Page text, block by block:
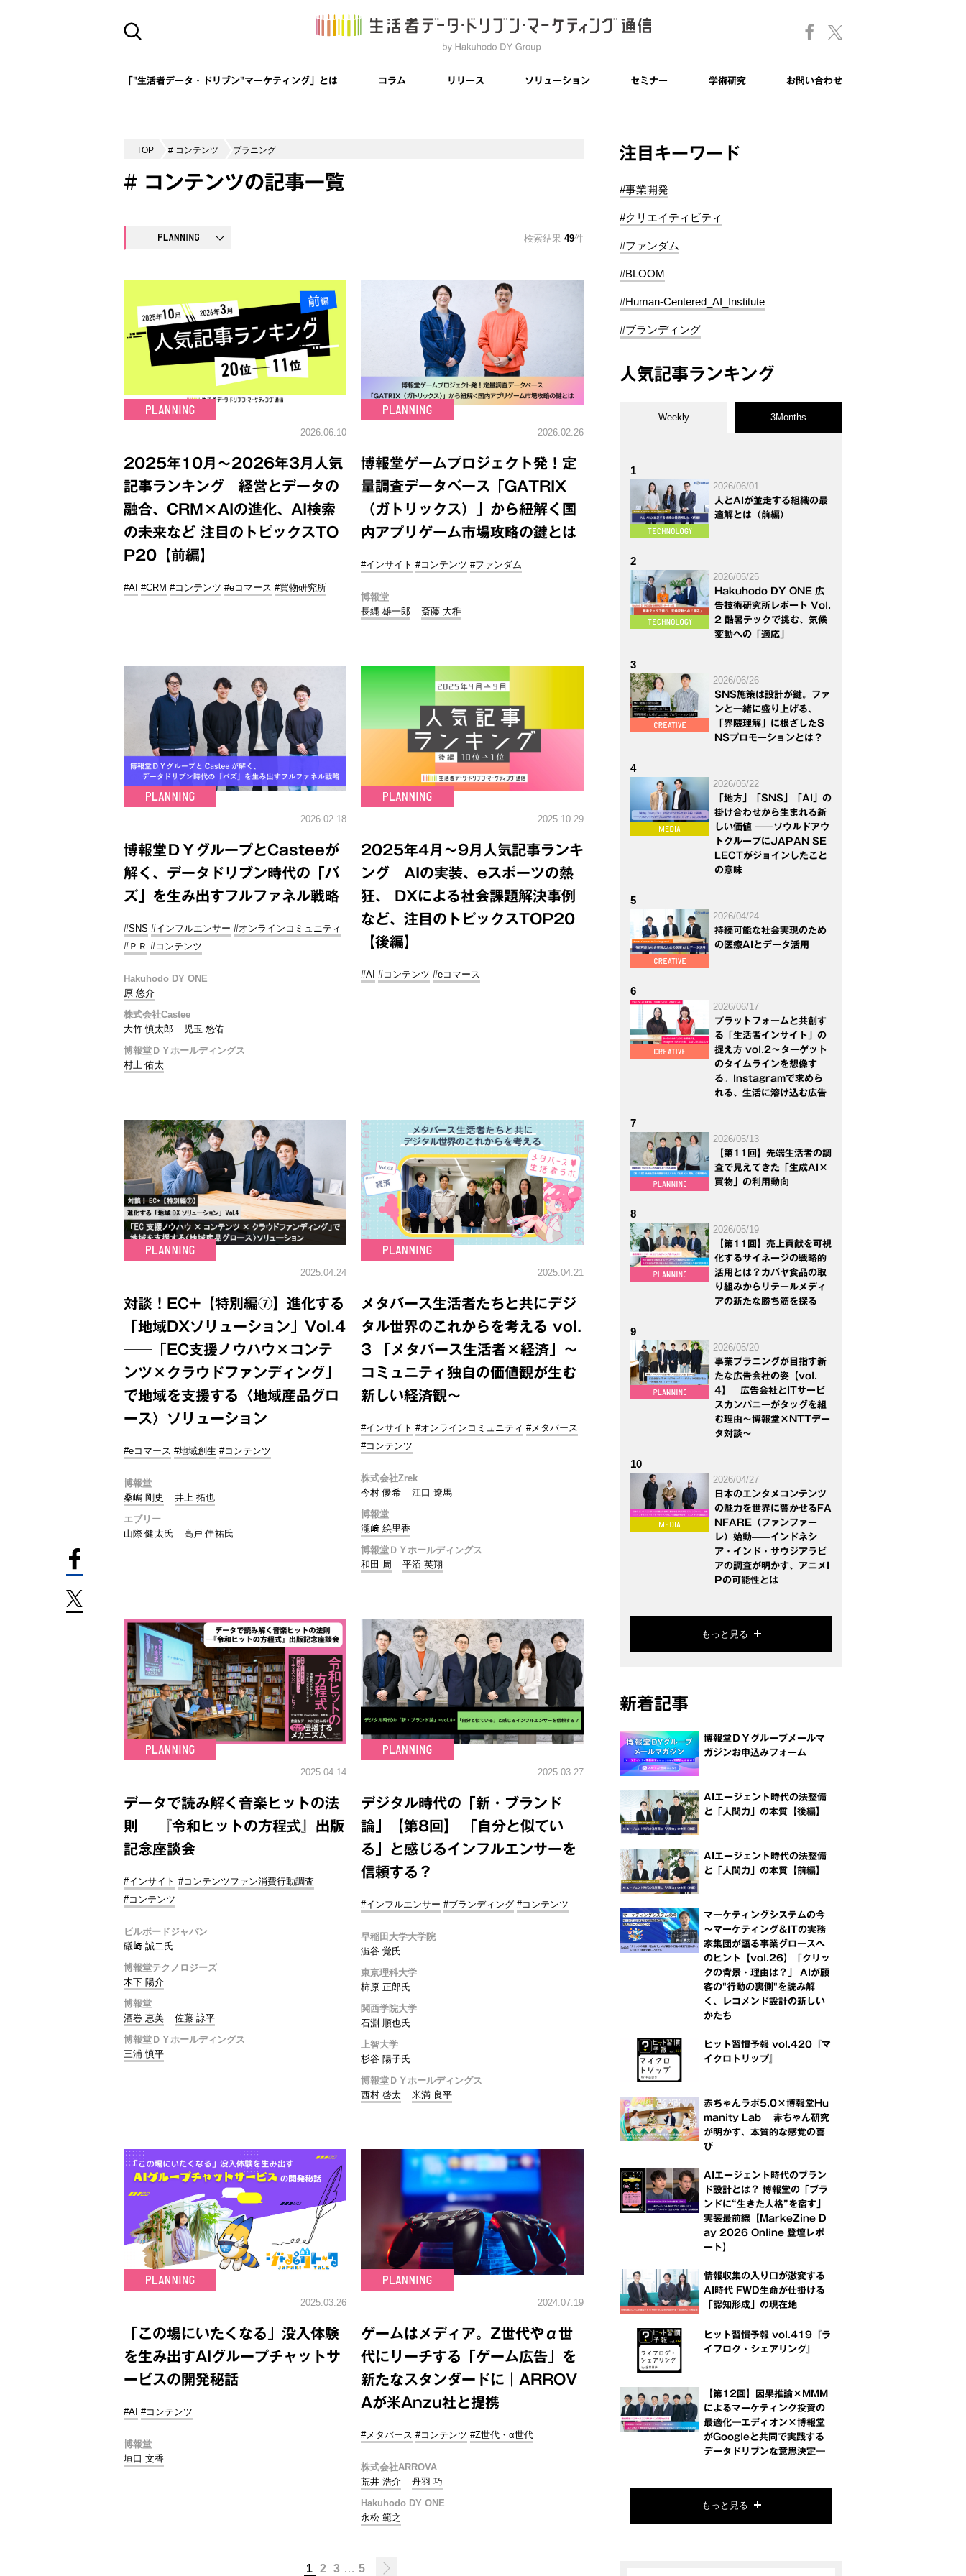
「"生活者データ・ドリブン"マーケティング」とは コラム リリース ソリューション セミナー 学術研究 お問い合わせ
TOP # コンテンツ プラニング
# コンテンツの記事一覧
検索結果 49件
2026.06.10
2025年10月～2026年3月人気
記事ランキング 経営とデータの
融合、CRM×AIの進化、AI検索
の未来など 注目のトピックスTO
P20【前編】
#AI #CRM #コンテンツ #eコマース #買物研究所
2026.02.26
博報堂ゲームプロジェクト発！定
量調査データベース「GATRIX
（ガトリックス）」から紐解く国
内アプリゲーム市場攻略の鍵とは
#インサイト #コンテンツ #ファンダム
博報堂
長縄 雄一郎
斎藤 大稚
2026.02.18
博報堂ＤＹグループとCasteeが
解く、データドリブン時代の「バ
ズ」を生み出すフルファネル戦略
#SNS #インフルエンサー #オンラインコミュニティ
#ＰＲ #コンテンツ
Hakuhodo DY ONE
原 悠介
株式会社Castee
大竹 慎太郎
児玉 悠佑
博報堂ＤＹホールディングス
村上 佑太
2025.10.29
2025年4月～9月人気記事ランキ
ング AIの実装、eスポーツの熱
狂、 DXによる社会課題解決事例
など、注目のトピックスTOP20
【後編】
#AI #コンテンツ #eコマース
2025.04.24
対談！EC+【特別編⑦】進化する
「地域DXソリューション」Vol.4
──「EC支援ノウハウ×コンテ
ンツ×クラウドファンディング」
で地域を支援する〈地域産品グロ
ース〉ソリューション
#eコマース #地域創生 #コンテンツ
博報堂
桑嶋 剛史
井上 拓也
エブリー
山際 健太氏
高戸 佳祐氏
2025.04.21
メタバース生活者たちと共にデジ
タル世界のこれからを考える vol.
3 「メタバース生活者×経済」～
コミュニティ独自の価値観が生む
新しい経済観～
#インサイト #オンラインコミュニティ #メタバース
#コンテンツ
株式会社Zrek
今村 優希
江口 遼馬
博報堂
瀧﨑 絵里香
博報堂ＤＹホールディングス
和田 周
平沼 英翔
2025.04.14
データで読み解く音楽ヒットの法
則 ─『令和ヒットの方程式』出版
記念座談会
#インサイト #コンテンツファン消費行動調査
#コンテンツ
ビルボードジャパン
礒﨑 誠二氏
博報堂テクノロジーズ
木下 陽介
博報堂
酒巻 恵美
佐藤 諒平
博報堂ＤＹホールディングス
三浦 慎平
2025.03.27
デジタル時代の「新・ブランド
論」【第8回】 「自分と似てい
る」と感じるインフルエンサーを
信頼する？
#インフルエンサー #ブランディング #コンテンツ
早稲田大学大学院
澁谷 覚氏
東京理科大学
柿原 正郎氏
関西学院大学
石淵 順也氏
上智大学
杉谷 陽子氏
博報堂ＤＹホールディングス
西村 啓太
米満 良平
2025.03.26
「この場にいたくなる」没入体験
を生み出すAIグループチャットサ
ービスの開発秘話
#AI #コンテンツ
博報堂
垣口 文香
2024.07.19
ゲームはメディア。Z世代やα世
代にリーチする「ゲーム広告」を
新たなスタンダードに｜ARROV
Aが米Anzu社と提携
#メタバース #コンテンツ #Z世代・α世代
株式会社ARROVA
荒井 浩介
丹羽 巧
Hakuhodo DY ONE
永松 範之
1 2 3 … 5
注目キーワード
#事業開発
#クリエイティビティ
#ファンダム
#BLOOM
#Human-Centered_AI_Institute
#ブランディング
人気記事ランキング
Weekly 3Months
1
2026/06/01
人とAIが並走する組織の最
適解とは（前編）
2
2026/05/25
Hakuhodo DY ONE 広
告技術研究所レポート Vol.
2 酷暑テックで挑む、気候
変動への「適応」
3
2026/06/26
SNS施策は設計が鍵。ファ
ンと一緒に盛り上げる、
「界隈理解」に根ざしたS
NSプロモーションとは？
4
2026/05/22
「地方」「SNS」「AI」の
掛け合わせから生まれる新
しい価値 ──ソウルドアウ
トグループにJAPAN SE
LECTがジョインしたこと
の意味
5
2026/04/24
持続可能な社会実現のため
の医療AIとデータ活用
6
2026/06/17
プラットフォームと共創す
る「生活者インサイト」の
捉え方 vol.2～ターゲット
のタイムラインを想像す
る。Instagramで求めら
れる、生活に溶け込む広告
7
2026/05/13
【第11回】先端生活者の調
査で見えてきた「生成AI×
買物」の利用動向
8
2026/05/19
【第11回】売上貢献を可視
化するサイネージの戦略的
活用とは？カバヤ食品の取
り組みからリテールメディ
アの新たな勝ち筋を探る
9
2026/05/20
事業プラニングが目指す新
たな広告会社の姿【vol.
4】 広告会社とITサービ
スカンパニーがタッグを組
む理由～博報堂×NTTデー
タ対談～
10
2026/04/27
日本のエンタメコンテンツ
の魅力を世界に響かせるFA
NFARE（ファンファー
レ）始動——インドネシ
ア・インド・サウジアラビ
アの調査が明かす、アニメI
Pの可能性とは
もっと見る
新着記事
博報堂ＤＹグループメールマ
ガジンお申込みフォーム
AIエージェント時代の法整備
と「人間力」の本質【後編】
AIエージェント時代の法整備
と「人間力」の本質【前編】
マーケティングシステムの今
～マーケティング＆ITの実務
家集団が語る事業グロースへ
のヒント【vol.26】「クリッ
クの背景・理由は？」 AIが顧
客の"行動の裏側"を読み解
く、レコメンド設計の新しい
かたち
ヒット習慣予報 vol.420『マ
イクロトリップ』
赤ちゃんラボ5.0×博報堂Hu
manity Lab 赤ちゃん研究
が明かす、本質的な感覚の喜
び
AIエージェント時代のブラン
ド設計とは？ 博報堂の「ブラ
ンドに“生きた人格”を宿す」
実装最前線【MarkeZine D
ay 2026 Online 登壇レポ
ート】
情報収集の入り口が激変する
AI時代 FWD生命が仕掛ける
「認知形成」の現在地
ヒット習慣予報 vol.419『ラ
イフログ・シェアリング』
【第12回】因果推論×MMM
によるマーケティング投資の
最適化―エディオン×博報堂
がGoogleと共同で実践する
データドリブンな意思決定―
もっと見る